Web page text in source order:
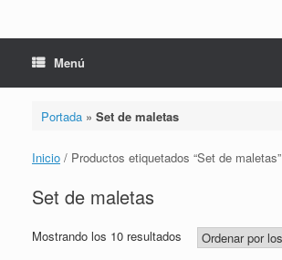
Menú
Portada» Set de maletas
Inicio / Productos etiquetados “Set de maletas”
Set de maletas
Mostrando los 10 resultados Ordenado